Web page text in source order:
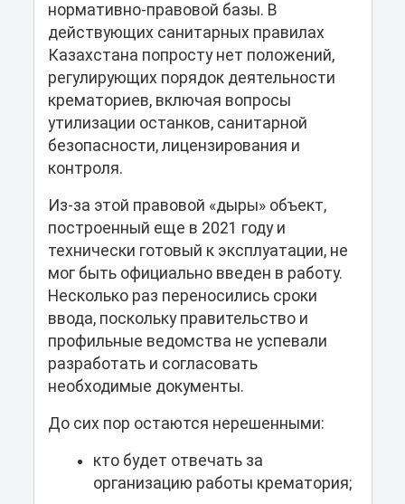
нормативно-правовой базы. В
действующих санитарных правилах
Казахстана попросту нет положений,
регулирующих порядок деятельности
крематориев, включая вопросы
утилизации останков, санитарной
безопасности, лицензирования и
контроля.
Из-за этой правовой «дыры» объект,
построенный еще в 2021 году и
технически готовый к эксплуатации, не
мог быть официально введен в работу.
Несколько раз переносились сроки
ввода, поскольку правительство и
профильные ведомства не успевали
разработать и согласовать
необходимые документы.
До сих пор остаются нерешенными:
кто будет отвечать за
организацию работы крематория;